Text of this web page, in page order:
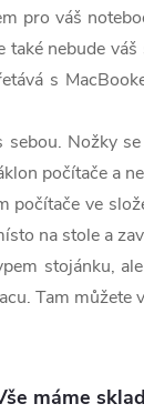
pro váš
nebude
s
Nožky
počítače a
počítače ve
na stole a
stojánku,
Tam
máme